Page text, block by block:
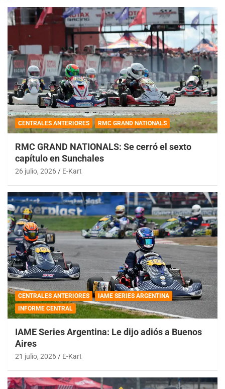
CENTRALES ANTERIORES RMC GRAND NATIONALS
RMC GRAND NATIONALS: Se cerró el sexto
capítulo en Sunchales
26 julio, 2026 E-Kart
CENTRALES ANTERIORES
IAME SERIES ARGENTINA
INFORME CENTRAL
IAME Series Argentina: Le dijo adiós a Buenos
Aires
21 julio, 2026 E-Kart